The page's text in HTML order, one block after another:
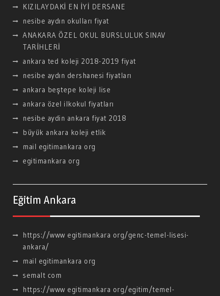
KIZILAYDAKİ EN İYİ DERSANE
nesibe aydın okulları fiyat
ANAKARA ÖZEL OKUL BURSLULUK SINAV
TARİHLERİ
ankara ted koleji 2018-2019 fiyat
nesibe aydın dershanesi fiyatları
ankara beştepe koleji lise
ankara özel ilkokul fiyatları
nesibe aydin ankara fiyat 2018
büyük ankara koleji etlik
mail egitimankara org
egitimankara org
Eğitim Ankara
https://www egitimankara org/genc-temel-lisesi-
ankara/
mail egitimankara org
semalt com
https://www egitimankara org/egitim/temel-